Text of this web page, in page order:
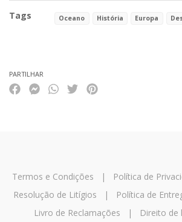
Tags Oceano História Europa
PARTILHAR
Termos e Condições | Política de
Resolução de Litígios | Política de
Livro de Reclamações | Direito de